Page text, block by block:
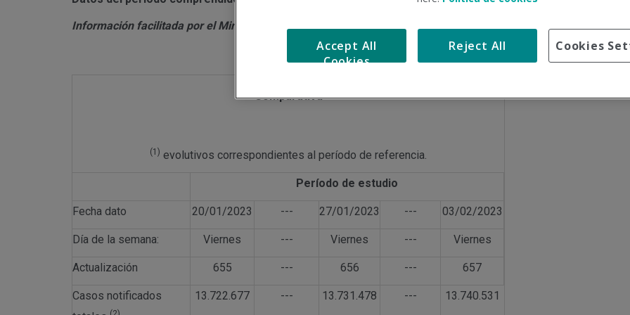
Información facilitada por el Ministerio de Sanidad
Comparativa
(1) evolutivos correspondientes al período de referencia.
Período de estudio
Fecha dato 20/01/2023 --- 27/01/2023 --- 03/02/2023
Día de la semana: Viernes --- Viernes --- Viernes
Actualización 655 --- 656 --- 657
Casos notificados
13.722.677 --- 13.731.478 --- 13.740.531
Cookies
Reject All
Accept All
Cookies